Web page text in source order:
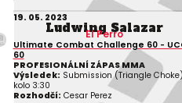
19. 05. 2023
Ludwing Salazar
El Perro
Ultimate Combat Challenge 60 -
60
PROFESIONÁLNÍ ZÁPAS MMA
Výsledek: Submission (Triangle
kolo 3:30
Rozhodčí: Cesar Perez